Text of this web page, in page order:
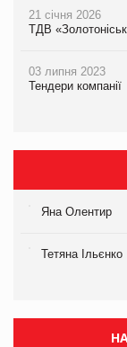
21 січня 2026
ТДВ
03 липня 2023
Тендери компанії
Яна Олентир
Тетяна Ільєнко